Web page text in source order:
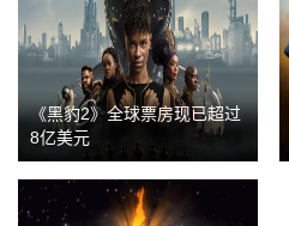
《黑豹2》全球票房现已超过
8亿美元